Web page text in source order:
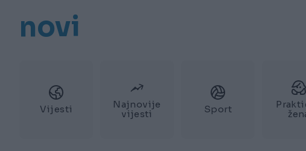
novi
Vijesti
Najnovije
vijesti
Sport